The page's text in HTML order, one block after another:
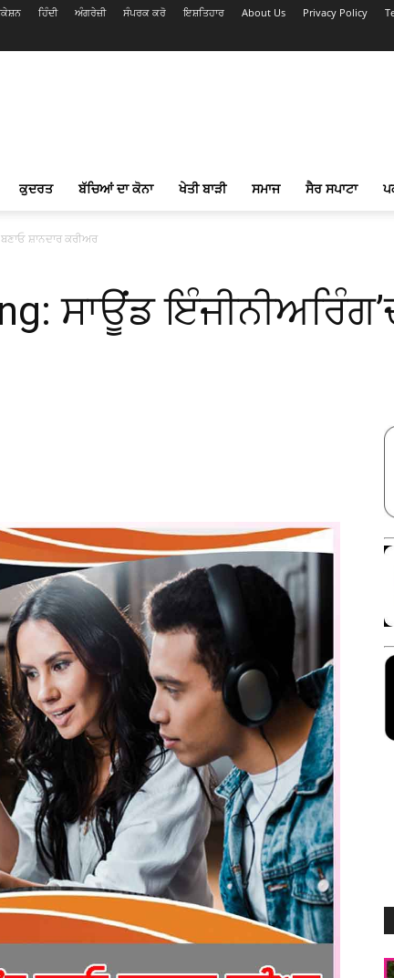
ਹਿੰਦੀ ਅੰਗਰੇਜ਼ੀ ਸੰਪਰਕ ਕਰੋ ਇਸ਼ਤਿਹਾਰ About Us Privacy Policy
ਕੁਦਰਤ ਬੱਚਿਆਂ ਦਾ ਕੋਨਾ ਖੇਤੀ ਬਾੜੀ ਸਮਾਜ ਸੈਰ ਸਪਾਟਾ
ਸ਼ਾਨਦਾਰ ਕਰੀਅਰ
ਸਾਊਂਡ